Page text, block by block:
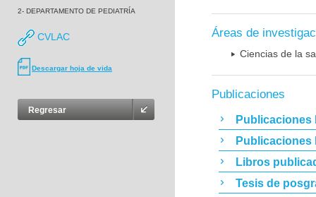
2- DEPARTAMENTO DE PEDIATRÍA
CVLAC
Descargar hoja de vida
Regresar
Áreas de
Ciencias de la
Publicaciones
Publicaciones
Publicaciones
Libros
Tesis de